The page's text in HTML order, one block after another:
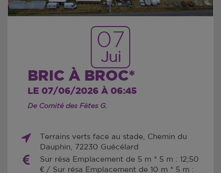
07
Jui
BRIC À BROC*
LE 07/06/2026 À 06:45
De Comité des Fêtes G.
Terrains verts face au stade, Chemin du
Dauphin, 72230 Guécélard
Sur résa Emplacement de 5 m * 5 m : 12;50
€ / Sur résa Emplacement de 10 m * 5 m :